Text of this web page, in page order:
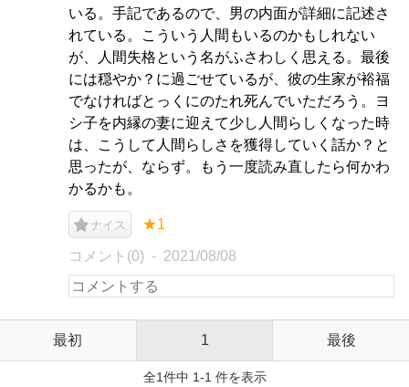
いる。手記であるので、男の内面が詳細に記述さ
れている。こういう人間もいるのかもしれない
が、人間失格という名がふさわしく思える。最後
には穏やか？に過ごせているが、彼の生家が裕福
でなければとっくにのたれ死んでいただろう。ヨ
シ子を内縁の妻に迎えて少し人間らしくなった時
は、こうして人間らしさを獲得していく話か？と
思ったが、ならず。もう一度読み直したら何かわ
かるかも。
ナイス ★1
コメント(0) 2021/08/08
最初 1 最後
全1件中 1-1 件を表示